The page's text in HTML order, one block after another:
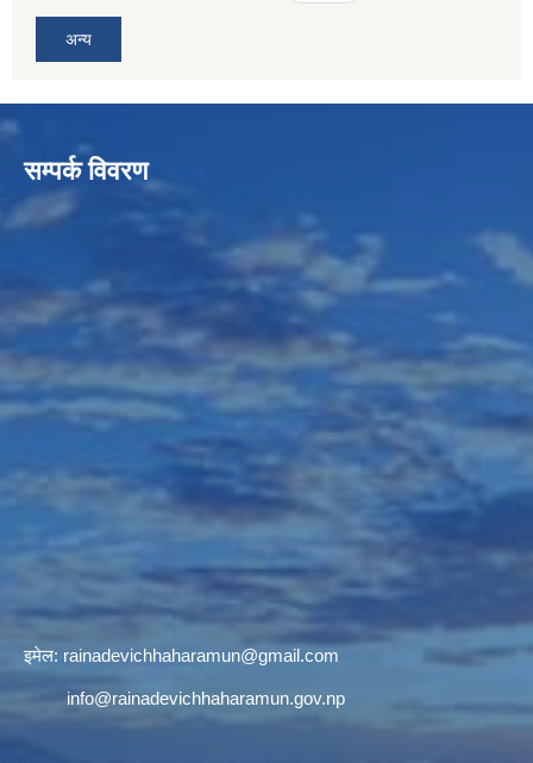
अन्य
सम्पर्क विवरण
इमेल: rainadevichhaharamun@gmail.com
info@rainadevichhaharamun.gov.np